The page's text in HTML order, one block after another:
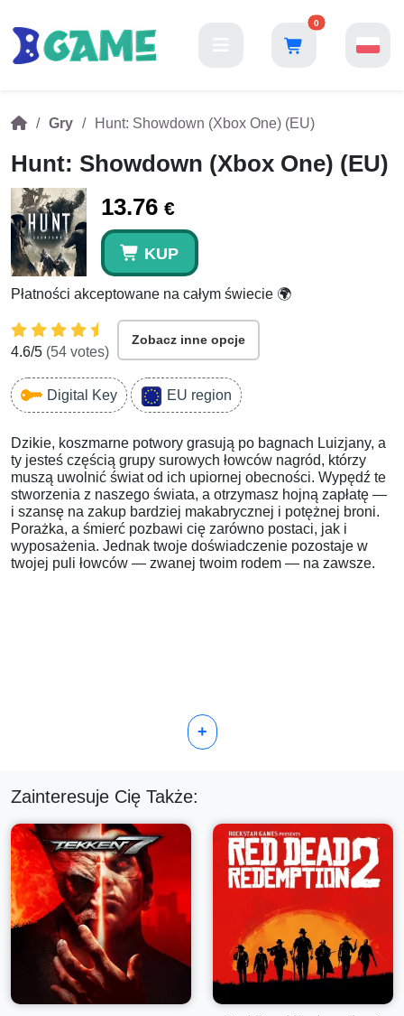
0
Gry Hunt: Showdown (Xbox One) (EU)
Hunt: Showdown (Xbox One) (EU)
13.76 €
KUP
Płatności akceptowane na całym świecie 🌍
4.6/5 (54 votes)
Zobacz inne opcje
Digital Key EU region
Dzikie, koszmarne potwory grasują po bagnach Luizjany, a
ty jesteś częścią grupy surowych łowców nagród, którzy
muszą uwolnić świat od ich upiornej obecności. Wypędź te
stworzenia z naszego świata, a otrzymasz hojną zapłatę —
i szansę na zakup bardziej makabrycznej i potężnej broni.
Porażka, a śmierć pozbawi cię zarówno postaci, jak i
wyposażenia. Jednak twoje doświadczenie pozostaje w
twojej puli łowców — zwanej twoim rodem — na zawsze.
+
Zainteresuje Cię Także: